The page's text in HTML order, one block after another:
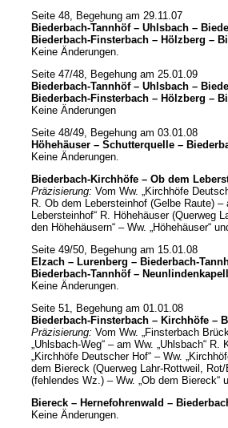
Seite 48, Begehung am 29.11.07
Biederbach-Tannhöf – Uhlsbach –
Biederbach-Finsterbach – Hölzberg –
Keine Änderungen.
Seite 47/48, Begehung am 25.01.09
Biederbach-Tannhöf – Uhlsbach –
Biederbach-Finsterbach – Hölzberg –
Keine Änderungen
Seite 48/49, Begehung am 03.01.08
Höhehäuser – Schutterquelle –
Keine Änderungen.
Biederbach-Kirchhöfe – Ob dem
Präzisierung: Vom Ww. „Kirchhöfe
R. Ob dem Lebersteinhof (Gelbe Raute)
Lebersteinhof“ R. Höhehäuser (Querweg
den Höhehäusern“ – Ww. „Höhehäuser“
Seite 49/50, Begehung am 15.01.08
Elzach – Lurenberg – Biederbach-
Biederbach-Tannhöf –
Keine Änderungen.
Seite 51, Begehung am 01.01.08
Biederbach-Finsterbach – Kirchhöfe –
Präzisierung: Vom Ww. „Finsterbach
„Uhlsbach-Weg“ – am Ww. „Uhlsbach“
„Kirchhöfe Deutscher Hof“ – Ww.
dem Biereck (Querweg Lahr-Rottweil,
(fehlendes Wz.) – Ww. „Ob dem Biereck“
Biereck – Hernefohrenwald –
Keine Änderungen.